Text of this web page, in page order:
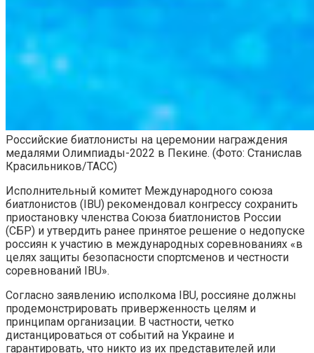
Российские биатлонисты на церемонии награждения
медалями Олимпиады-2022 в Пекине. (Фото: Станислав
Красильников/ТАСС)
Исполнительный комитет Международного союза
биатлонистов (IBU) рекомендовал конгрессу сохранить
приостановку членства Союза биатлонистов России
(СБР) и утвердить ранее принятое решение о недопуске
россиян к участию в международных соревнованиях «в
целях защиты безопасности спортсменов и честности
соревнований IBU».
Согласно заявлению исполкома IBU, россияне должны
продемонстрировать приверженность целям и
принципам организации. В частности, четко
дистанцироваться от событий на Украине и
гарантировать, что никто из их представителей или